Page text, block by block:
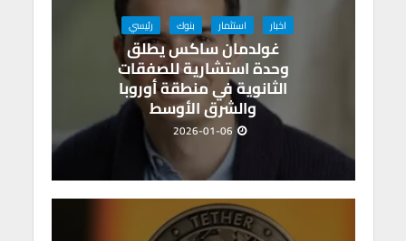
اخبار استثمار بنوك رئيسي
غولدمان ساكس يطلق
وحدة استشارية للصفقات
الثانوية في منطقة أوروبا
والشرق الأوسط
2026-01-06